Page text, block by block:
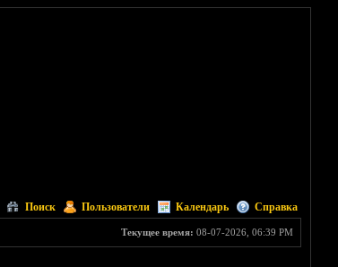
Поиск Пользователи Календарь Справка
Текущее время: 08-07-2026, 06:39 PM